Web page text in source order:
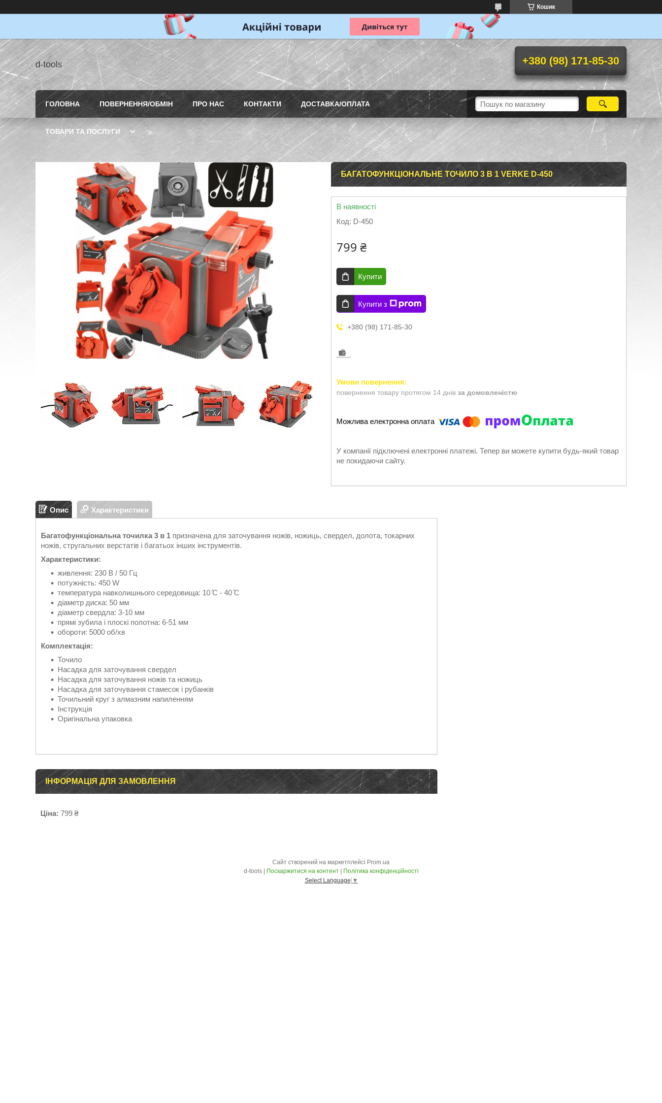
Кошик
d-tools +380 (98) 171-85-30
ГОЛОВНА ПОВЕРНЕННЯ/ОБМІН ПРО НАС КОНТАКТИ ДОСТАВКА/ОПЛАТА
ТОВАРИ ТА ПОСЛУГИ
БАГАТОФУНКЦІОНАЛЬНЕ ТОЧИЛО 3 В 1 VERKE D-450
В наявності
Код: D-450
799 ₴
Купити
Купити з
+380 (98) 171-85-30
повернення товару протягом 14 днів за домовленістю
У компанії підключені електронні платежі. Тепер ви можете купити будь-який товар
не покидаючи сайту.
Опис Характеристики
Багатофункціональна точилка 3 в 1 призначена для заточування ножів, ножиць, свердел, долота, токарних
ножів, стругальних верстатів і багатьох інших інструментів.
Характеристики:
живлення: 230 В / 50 Гц
потужність: 450 W
температура навколишнього середовища: 10 ̊C - 40 ̊C
діаметр диска: 50 мм
діаметр свердла: 3-10 мм
прямі зубила і плоскі полотна: 6-51 мм
обороти: 5000 об/хв
Комплектація:
Точило
Насадка для заточування свердел
Насадка для заточування ножів та ножиць
Насадка для заточування стамесок і рубанків
Точильний круг з алмазним напиленням
Інструкція
Оригінальна упаковка
ІНФОРМАЦІЯ ДЛЯ ЗАМОВЛЕННЯ
Ціна: 799 ₴
Сайт створений на маркетплейсі Prom.ua
Поскаржитися на контент
Політика конфіденційності
Select Language ▼